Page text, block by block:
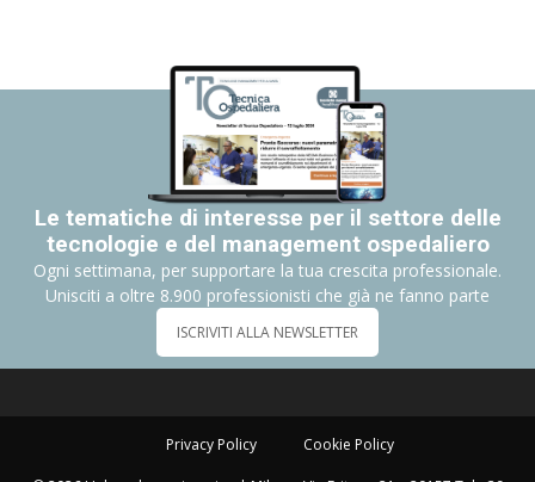
Le tematiche di interesse per il settore delle
tecnologie e del management ospedaliero
Ogni settimana, per supportare la tua crescita professionale.
Unisciti a oltre 8.900 professionisti che già ne fanno parte
ISCRIVITI ALLA NEWSLETTER
Privacy Policy Cookie Policy